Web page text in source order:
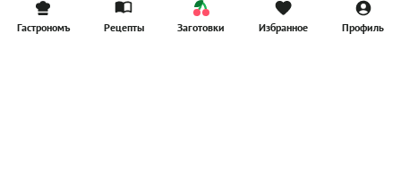
Гастрономъ Рецепты Заготовки Избранное Профиль